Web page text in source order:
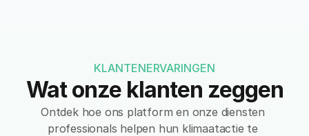
KLANTENERVARINGEN
Wat onze klanten zeggen
Ontdek hoe ons platform en onze diensten
professionals helpen hun klimaatactie te